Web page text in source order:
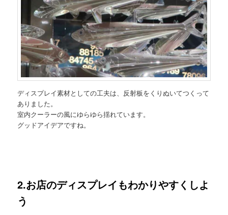
ディスプレイ素材としての工夫は、反射板をくりぬいてつくって
ありました。
室内クーラーの風にゆらゆら揺れています。
グッドアイデアですね。
2.お店のディスプレイもわかりやすくしよ
う